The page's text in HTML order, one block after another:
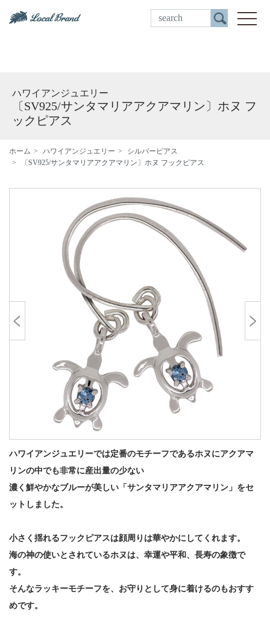
ご来店予約
ハワイアンジュエリー
〔SV925/サンタマリアアクアマリン〕ホヌ フ
ックピアス
ホーム ハワイアンジュエリー
シルバーピアス
〔SV925/サンタマリアアクアマリン〕ホヌ フックピアス
ハワイアンジュエリーでは定番のモチーフであるホヌにアクアマ
リンの中でも非常に産出量の少ない
濃く鮮やかなブルーが美しい「サンタマリアアクアマリン」をセ
ットしました。
小さく揺れるフックピアスは顔周りは華やかにしてくれます。
海の神の使いとされているホヌは、幸運や平和、長寿の象徴で
す。
そんなラッキーモチーフを、お守りとして身に着けるのもおすす
めです。